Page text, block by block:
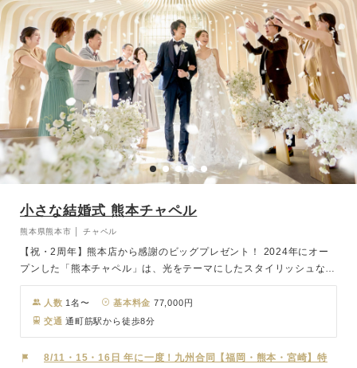
小さな結婚式 熊本チャペル
熊本県熊本市 │ チャペル
【祝・2周年】熊本店から感謝のビッグプレゼント！ 2024年にオー
プンした「熊本チャペル」は、光をテーマにしたスタイリッシュなデ
ザイナーズチャペル。 熊本市の中心部で最大40名までの結婚式が叶
います。 挙式後の会食はもちろん、神社式、レストランウエディン
グやフォトウェディングの対応も可能です。 是非、少人数ウェディ
ングのことは小さな結婚式にご相談ください。
人数 1名〜 基本料金 77,000円
交通 通町筋駅から徒歩8分
8/11・15・16日 年に一度！九州合同【福岡・熊本・宮崎】特